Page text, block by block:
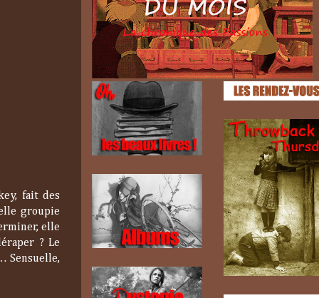
fait des
groupie
elle
? Le
Sensuelle,